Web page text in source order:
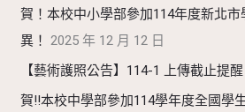
賀！本校中小學部參加114年度新北
異！ 2025 年 12 月 12 日
【藝術護照公告】114-1 上傳截止提醒
賀!!本校中學部參加114學年度全國學